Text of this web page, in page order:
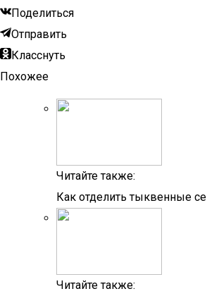
Поделиться
Отправить
Класснуть
Похожее
Читайте также:
Как отделить тыквенные
Читайте также: